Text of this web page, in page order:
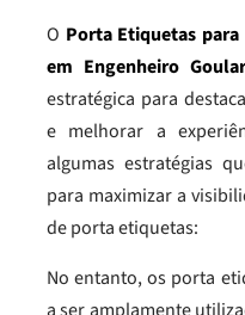
O Porta Etiquetas
em Engenheiro
estratégica para
e melhorar a
algumas estratégias
para maximizar a
de porta etiquetas:
No entanto, os porta